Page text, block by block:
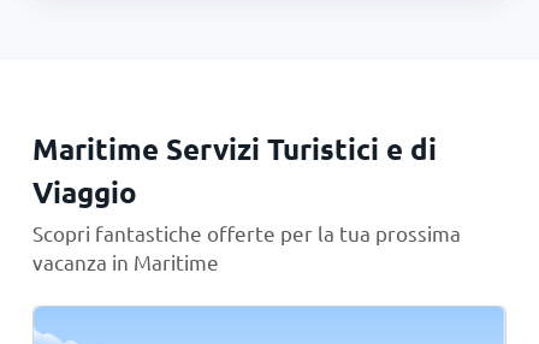
Maritime Servizi Turistici e di
Viaggio
Scopri fantastiche offerte per la tua prossima
vacanza in Maritime